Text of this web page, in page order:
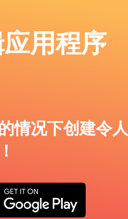
用程序
情况下创建令人